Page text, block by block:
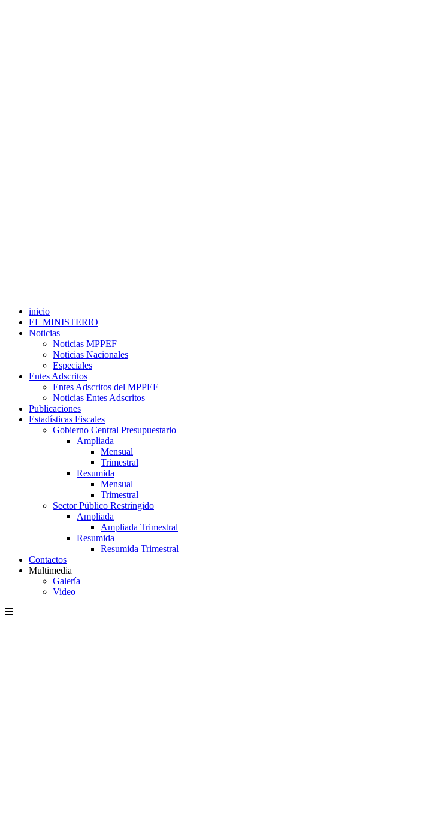
inicio
EL MINISTERIO
Noticias
Noticias MPPEF
Noticias Nacionales
Especiales
Entes Adscritos
Entes Adscritos del MPPEF
Noticias Entes Adscritos
Publicaciones
Estadísticas Fiscales
Gobierno Central Presupuestario
Ampliada
Mensual
Trimestral
Resumida
Mensual
Trimestral
Sector Público Restringido
Ampliada
Ampliada Trimestral
Resumida
Resumida Trimestral
Contactos
Multimedia
Galería
Video